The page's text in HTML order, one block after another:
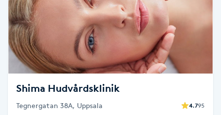
Fransförlängning Megavolym
Fransförlängning Volym
Fransk manikyr
Fransrengöring
Shima Hudvårdsklinik
Tegnergatan 38A, Uppsala 4.795